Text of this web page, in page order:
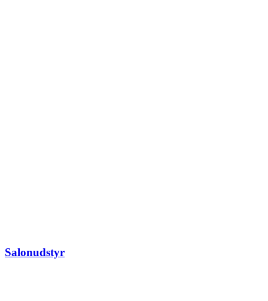
Salonudstyr